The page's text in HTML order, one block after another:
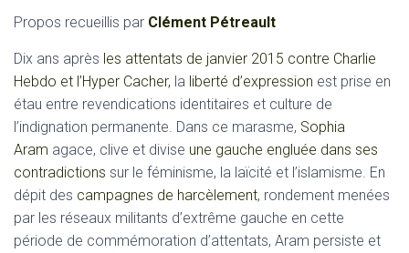
Propos recueillis par Clément Pétreault
Dix ans après les attentats de janvier 2015 contre Charlie
Hebdo et l’Hyper Cacher, la liberté d’expression est prise en
étau entre revendications identitaires et culture de
l’indignation permanente. Dans ce marasme, Sophia
Aram agace, clive et divise une gauche engluée dans ses
contradictions sur le féminisme, la laïcité et l’islamisme. En
dépit des campagnes de harcèlement, rondement menées
par les réseaux militants d’extrême gauche en cette
période de commémoration d’attentats, Aram persiste et